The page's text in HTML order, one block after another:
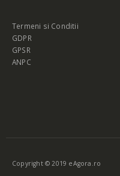
Termeni si Conditii
GDPR
GPSR
ANPC
Copyright © 2019 eAgora.ro